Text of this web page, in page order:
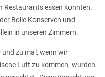
Restaurants essen konnten.
Bolle Konserven und
in unseren Zimmern.
und zu mal, wenn wir
Luft zu kommen, wurden